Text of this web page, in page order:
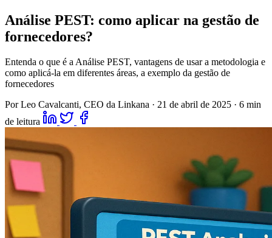
Análise PEST: como aplicar na gestão de
fornecedores?
Entenda o que é a Análise PEST, vantagens de usar a metodologia e
como aplicá-la em diferentes áreas, a exemplo da gestão de
fornecedores
Por Leo Cavalcanti, CEO da Linkana · 21 de abril de 2025 · 6 min
de leitura